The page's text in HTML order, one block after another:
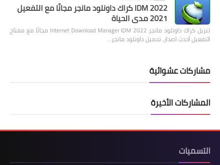
IDM 2022 كراك داونلود مانجر مجانًا مع التفعيل
2021 مدى الحياة
تنزيل كراك داونلود مانجر 2022 Internet Download Manager IDM مجانًا مع مفتاح
التفعيل أحدث اصدار، تحميل داونلود مانجر…
مشاركات عشوائية
المشاركات الأخيرة
التسميات